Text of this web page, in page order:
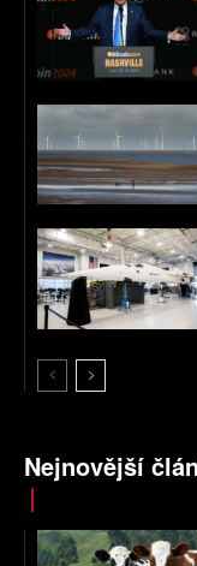
Nejnovější